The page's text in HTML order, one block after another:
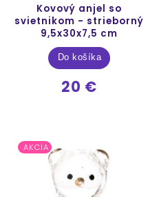
Kovový anjel so
svietnikom - strieborný
9,5x30x7,5 cm
20 €
Do košíka
AKCIA